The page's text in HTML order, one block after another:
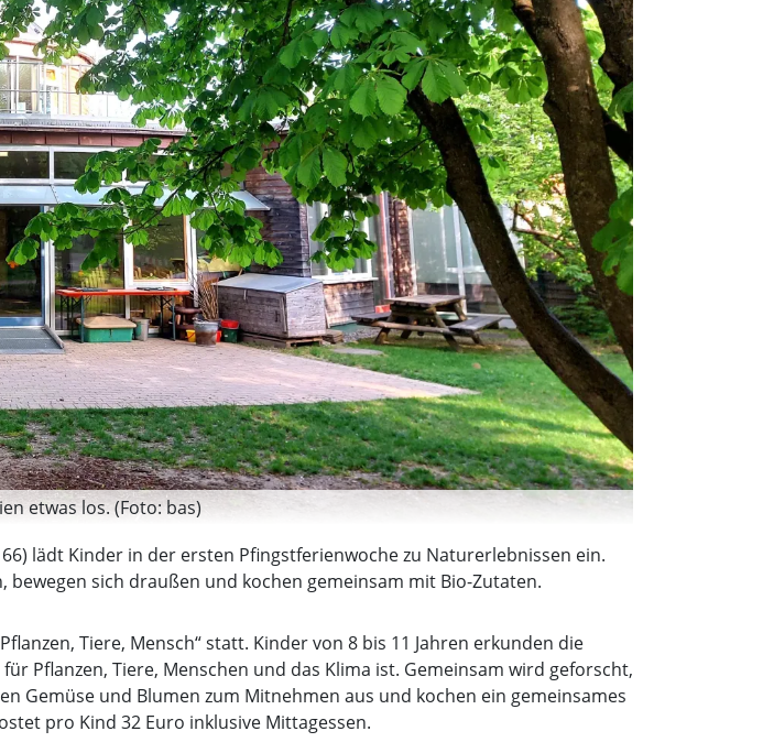
etwas los. (Foto: bas)
lädt Kinder in der ersten Pfingstferienwoche zu Naturerlebnissen ein.
sich draußen und kochen gemeinsam mit Bio-Zutaten.
Tiere, Mensch“ statt. Kinder von 8 bis 11 Jahren erkunden die
Pflanzen, Tiere, Menschen und das Klima ist. Gemeinsam wird geforscht,
Gemüse und Blumen zum Mitnehmen aus und kochen ein gemeinsames
pro Kind 32 Euro inklusive Mittagessen.